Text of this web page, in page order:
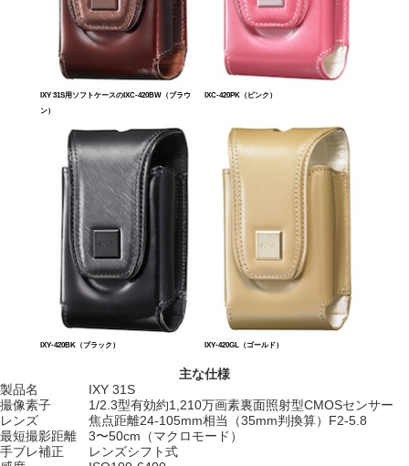
IXY 31S用ソフトケースのIXC-420BW（ブラウ
ン）
IXC-420PK（ピンク）
IXY-420BK（ブラック） IXY-420GL（ゴールド）
主な仕様
製品名
IXY 31S
撮像素子
1/2.3型有効約1,210万画素裏面照射型CMOSセンサー
レンズ
焦点距離24-105mm相当（35mm判換算）F2-5.8
最短撮影距離
3〜50cm（マクロモード）
手ブレ補正
レンズシフト式